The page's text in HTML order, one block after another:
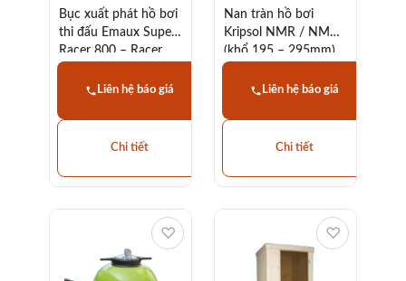
Bục xuất phát hồ bơi
thi đấu Emaux Super
Racer 800 – Racer
Liên hệ báo giá
Chi tiết
Nan tràn hồ bơi
Kripsol NMR / NMC
(khổ 195 – 295mm)
Liên hệ báo giá
Chi tiết
♡ ♡